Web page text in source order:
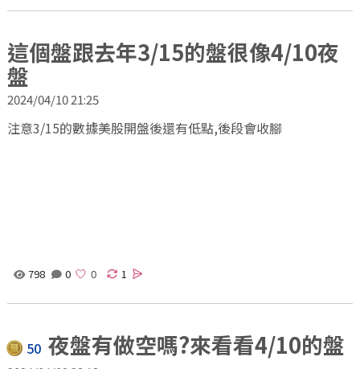
這個盤跟去年3/15的盤很像4/10夜
盤
2024/04/10 21:25
注意3/15的數據美股開盤後還有低點,後段會收腳
798 0 1
50 夜盤有做空嗎?來看看4/10的盤